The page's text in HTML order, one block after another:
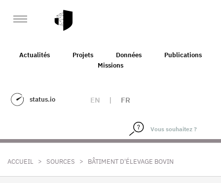
Actualités Projets Données
Publications
Missions
status.io EN | FR
ACCUEIL > SOURCES > BÂTIMENT D'ÉLEVAGE BOVIN